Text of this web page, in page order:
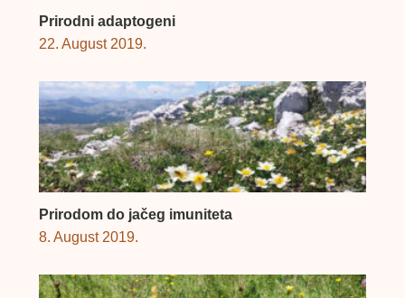
Prirodni adaptogeni
22. August 2019.
Prirodom do jačeg imuniteta
8. August 2019.